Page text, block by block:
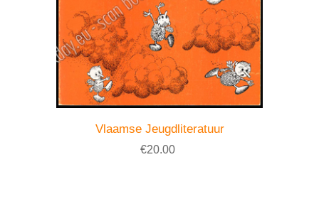
Vlaamse Jeugdliteratuur
€20.00